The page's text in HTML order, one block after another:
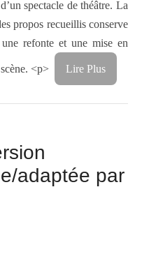
spectacle de théâtre. La
propos recueillis conserve
refonte et une mise en
<p> Lire Plus
adaptée par